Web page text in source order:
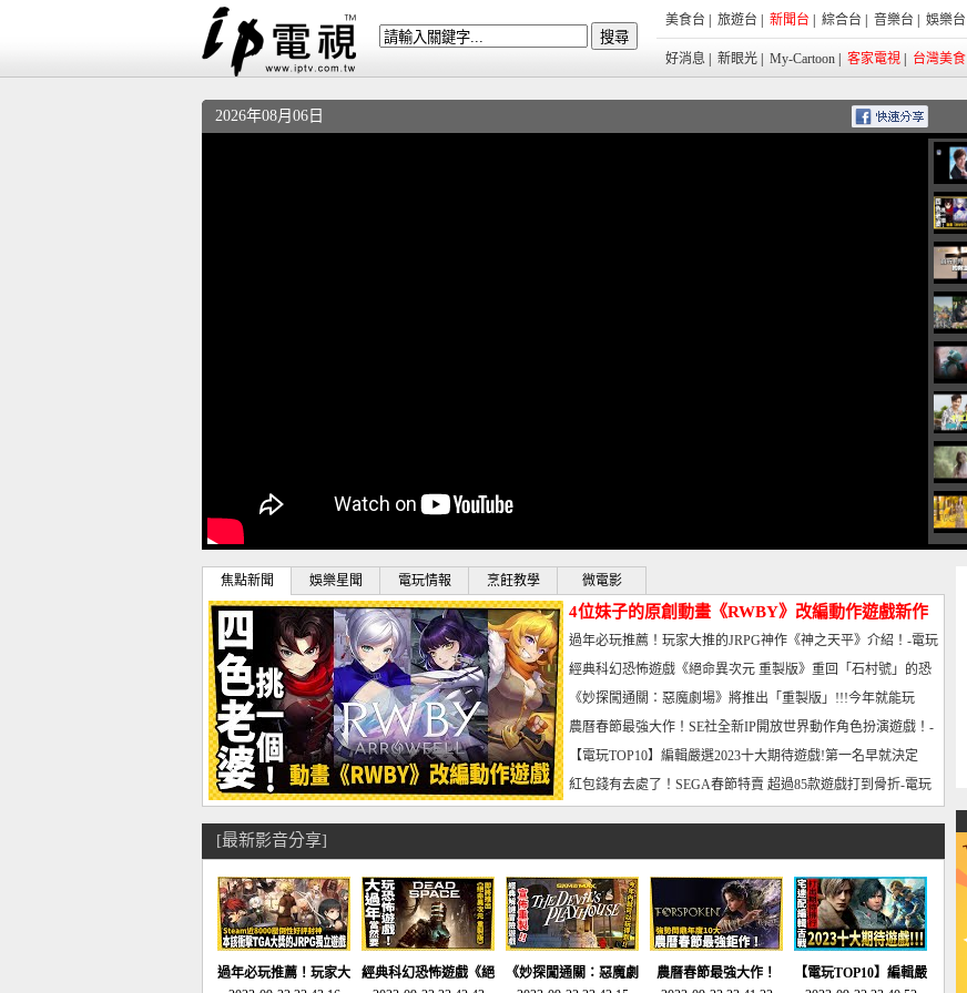
美食台 旅遊台 新聞台 綜合台 音樂台 娛樂台
好消息 新眼光 My-Cartoon 客家電視 台灣美食
2026年08月06日
焦點新聞 娛樂星聞 電玩情報 烹飪教學 微電影
4位妹子的原創動畫《RWBY》改編動作遊戲新作
曝光_電玩宅速配20221102
過年必玩推薦！玩家大推的JRPG神作《神之天平》介紹！-電玩
宅速配20230126
經典科幻恐怖遊戲《絕命異次元 重製版》重回「石村號」的恐
懼體驗-電玩宅速配20230125
《妙探闖通關：惡魔劇場》將推出「重製版」!!!今年就能玩
到!!-電玩宅速配20230124
農曆春節最強大作！SE社全新IP開放世界動作角色扮演遊戲！-
電玩宅速配20230123
【電玩TOP10】編輯嚴選2023十大期待遊戲!第一名早就決定
了，封面圖直接雷你!-電玩宅速配20230120
紅包錢有去處了！SEGA春節特賣 超過85款遊戲打到骨折-電玩
宅速配20230119
[最新影音分享]
過年必玩推薦！玩家大
經典科幻恐怖遊戲《絕
《妙探闖通關：惡魔劇
農曆春節最強大作！
【電玩TOP10】編輯嚴